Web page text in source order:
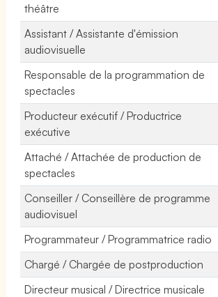
théâtre
Assistant / Assistante d'émission
audiovisuelle
Responsable de la programmation de
spectacles
Producteur exécutif / Productrice
exécutive
Attaché / Attachée de production de
spectacles
Conseiller / Conseillère de programme
audiovisuel
Programmateur / Programmatrice radio
Chargé / Chargée de postproduction
Directeur musical / Directrice musicale